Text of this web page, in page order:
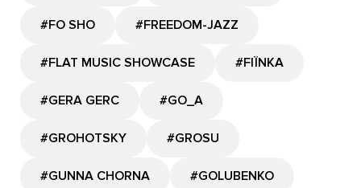
#FO SHO #FREEDOM-JAZZ
#FLAT MUSIC SHOWCASE #FIЇNKA
#GERA GERC #GО_A
#GROHOTSKY #GROSU
#GUNNA CHORNA #GOLUBENKO